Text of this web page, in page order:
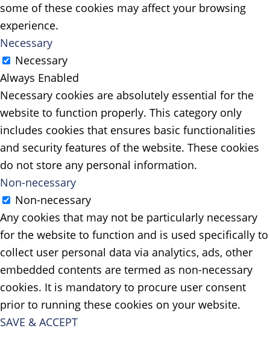
some of these cookies may affect your browsing
experience.
Necessary
Necessary
Always Enabled
Necessary cookies are absolutely essential for the
website to function properly. This category only
includes cookies that ensures basic functionalities
and security features of the website. These cookies
do not store any personal information.
Non-necessary
Non-necessary
Any cookies that may not be particularly necessary
for the website to function and is used specifically to
collect user personal data via analytics, ads, other
embedded contents are termed as non-necessary
cookies. It is mandatory to procure user consent
prior to running these cookies on your website.
SAVE & ACCEPT